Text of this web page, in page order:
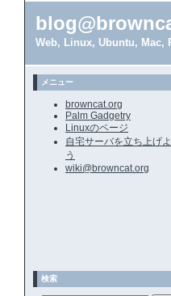
Web, Linux, Ubuntu, Mac,
メニュー
browncat.org
Palm Gadgetry
Linuxのページ
自宅サーバを立ち上げよ
う
wiki@browncat.org
検索